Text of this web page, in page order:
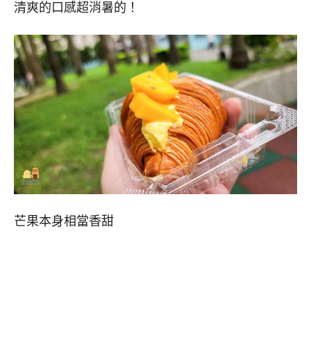
清爽的口感超消暑的！
芒果本身相當香甜